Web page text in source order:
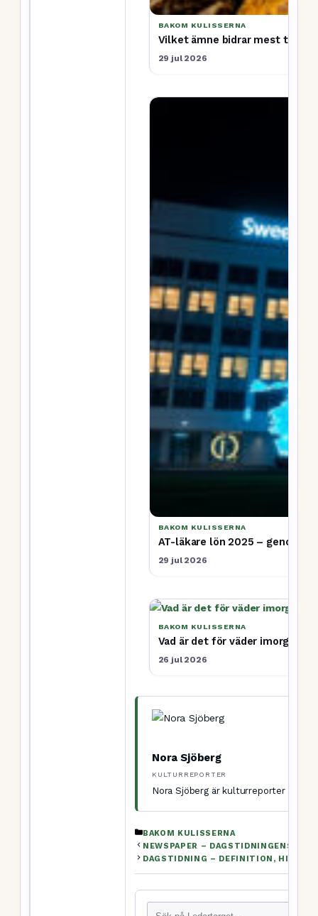
BAKOM KULISSERNA
Vilket ämne bidrar mest till
29 jul 2026
BAKOM KULISSERNA
AT-läkare lön 2025 –
29 jul 2026
BAKOM KULISSERNA
Vad är det för väder imorgon?
26 jul 2026
Nora Sjöberg
KULTURREPORTER
Nora Sjöberg är kulturreporter på
KATEGORIER
BAKOM KULISSERNA
NEWSPAPER – DAGSTIDNINGENS
DAGSTIDNING – DEFINITION,